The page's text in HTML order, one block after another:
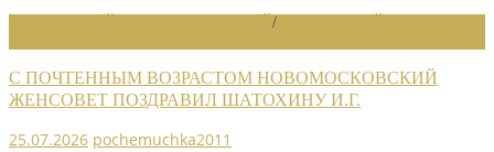
/
С ПОЧТЕННЫМ ВОЗРАСТОМ НОВОМОСКОВСКИЙ
ЖЕНСОВЕТ ПОЗДРАВИЛ ШАТОХИНУ И.Г.
25.07.2026 pochemuchka2011